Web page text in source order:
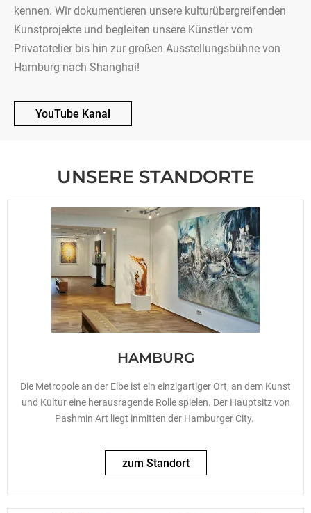
kennen. Wir dokumentieren unsere kulturübergreifenden
Kunstprojekte und begleiten unsere Künstler vom
Privatatelier bis hin zur großen Ausstellungsbühne von
Hamburg nach Shanghai!
YouTube Kanal
UNSERE STANDORTE
HAMBURG
Die Metropole an der Elbe ist ein einzigartiger Ort, an dem Kunst
und Kultur eine herausragende Rolle spielen. Der Hauptsitz von
Pashmin Art liegt inmitten der Hamburger City.
zum Standort